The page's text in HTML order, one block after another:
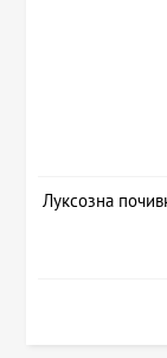
Луксозна